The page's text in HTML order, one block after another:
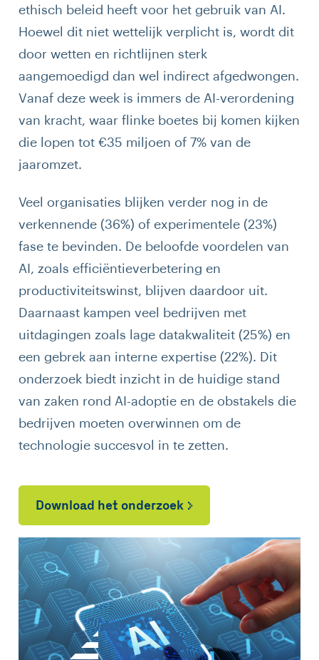
ethisch beleid heeft voor het gebruik van AI.
Hoewel dit niet wettelijk verplicht is, wordt dit
door wetten en richtlijnen sterk
aangemoedigd dan wel indirect afgedwongen.
Vanaf deze week is immers de AI-verordening
van kracht, waar flinke boetes bij komen kijken
die lopen tot €35 miljoen of 7% van de
jaaromzet.
Veel organisaties blijken verder nog in de
verkennende (36%) of experimentele (23%)
fase te bevinden. De beloofde voordelen van
AI, zoals efficiëntieverbetering en
productiviteitswinst, blijven daardoor uit.
Daarnaast kampen veel bedrijven met
uitdagingen zoals lage datakwaliteit (25%) en
een gebrek aan interne expertise (22%). Dit
onderzoek biedt inzicht in de huidige stand
van zaken rond AI-adoptie en de obstakels die
bedrijven moeten overwinnen om de
technologie succesvol in te zetten.
Download het onderzoek